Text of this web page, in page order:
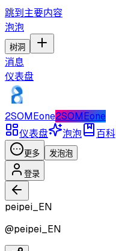
跳到主要内容
泡泡
树洞
消息
仪表盘
2SOMEone2SOMEone
仪表盘
泡泡 百科
更多 发泡泡
登录
peipei_EN
@peipei_EN